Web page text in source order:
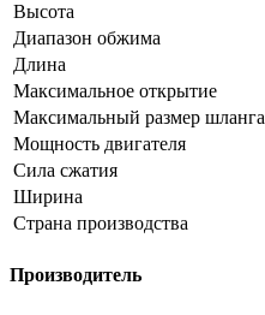
Высота
Диапазон обжима
Длина
Максимальное открытие
Максимальный размер шланга
Мощность двигателя
Сила сжатия
Ширина
Страна производства
Производитель